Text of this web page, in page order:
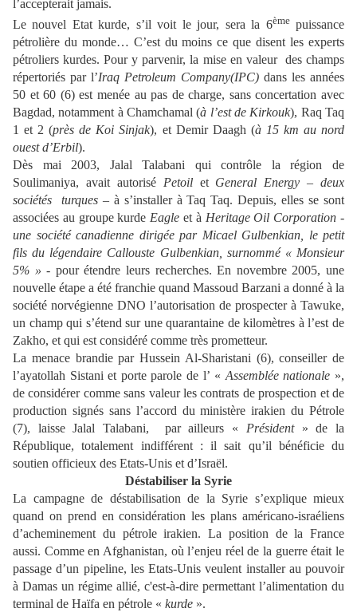
l’accepterait jamais.
Le nouvel Etat kurde, s’il voit le jour, sera la 6èmepuissance
pétrolière du monde… C’est du moins ce que disent les experts
pétroliers kurdes. Pour y parvenir, la mise en valeur des champs
répertoriés par l’Iraq Petroleum Company(IPC) dans les années
50 et 60 (6) est menée au pas de charge, sans concertation avec
Bagdad, notamment à Chamchamal (à l’est de Kirkouk), Raq Taq
1 et 2 (près de Koi Sinjak), et Demir Daagh (à 15 km au nord
ouest d’Erbil).
Dès mai 2003, Jalal Talabani qui contrôle la région de
Soulimaniya, avait autorisé Petoilet General Energy – deux
sociétés turques– à s’installer à Taq Taq. Depuis, elles se sont
associées au groupe kurde Eagle et à Heritage Oil Corporation -
une société canadienne dirigée par Micael Gulbenkian, le petit
fils du légendaire Callouste Gulbenkian, surnommé « Monsieur
5% » - pour étendre leurs recherches. En novembre 2005, une
nouvelle étape a été franchie quand Massoud Barzani a donné à la
société norvégienne DNO l’autorisation de prospecter à Tawuke,
un champ qui s’étend sur une quarantaine de kilomètres à l’est de
Zakho, et qui est considéré comme très prometteur.
La menace brandie par Hussein Al-Sharistani (6), conseiller de
l’ayatollah Sistani et porte parole de l’ « Assemblée nationale »,
de considérer comme sans valeur les contrats de prospection et de
production signés sans l’accord du ministère irakien du Pétrole
(7), laisse Jalal Talabani, par ailleurs « Président» de la
République, totalement indifférent : il sait qu’il bénéficie du
soutien officieux des Etats-Unis et d’Israël.
Déstabiliser la Syrie
La campagne de déstabilisation de la Syrie s’explique mieux
quand on prend en considération les plans américano-israéliens
d’acheminement du pétrole irakien. La position de la France
aussi. Comme en Afghanistan, où l’enjeu réel de la guerre était le
passage d’un pipeline, les Etats-Unis veulent installer au pouvoir
à Damas un régime allié, c'est-à-dire permettant l’alimentation du
terminal de Haïfa en pétrole « kurde ».